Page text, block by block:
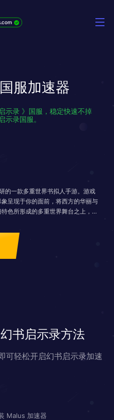
服加速器
示录 》国服，稳定快速不掉
示录国服。
的一款多重世界书拟人手游。游戏
呈现于你的面前，将西方的华丽与
色所形成的多重世界舞台之上，各
书启示录方法
可轻松开启幻书启示录加速
Malus 加速器